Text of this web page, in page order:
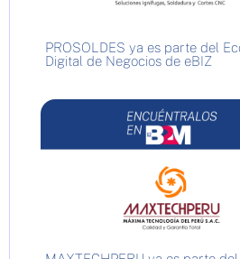
PROSOLDES ya es parte del
Digital de Negocios de eBIZ